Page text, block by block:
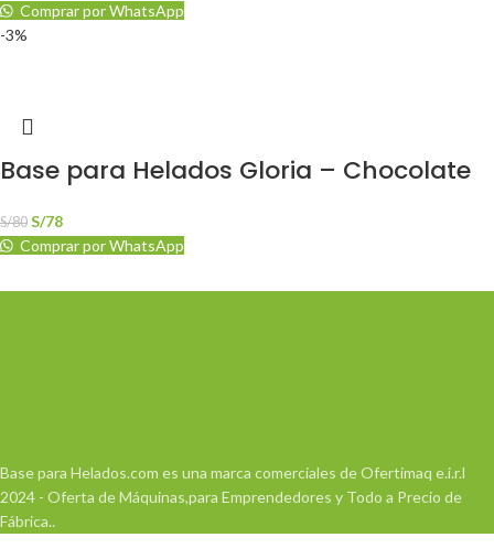
Comprar por WhatsApp
-3%
Base para Helados Gloria – Chocolate
S/80 S/78
Comprar por WhatsApp
Base para Helados.com es una marca comerciales de Ofertimaq e.i.r.l
2024 - Oferta de Máquinas,para Emprendedores y Todo a Precio de
Fábrica..